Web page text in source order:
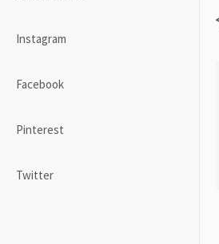
Instagram
Facebook
Pinterest
Twitter